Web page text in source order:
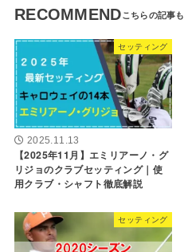
RECOMMEND
セッティング
2025.11.13
【2025年11月】エミリアーノ・グ
リジョのクラブセッティング｜使
用クラブ・シャフト徹底解説
セッティング